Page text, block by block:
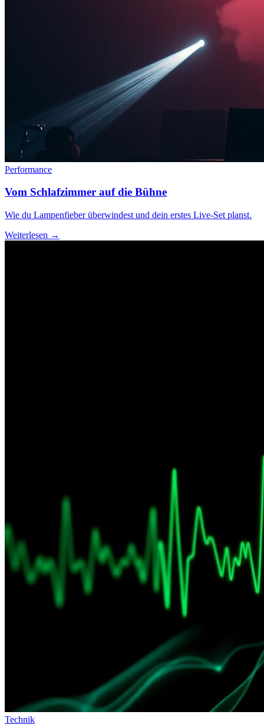
Performance
Vom Schlafzimmer auf die Bühne
Wie du Lampenfieber überwindest und dein erstes Live-Set planst.
Weiterlesen →
Technik